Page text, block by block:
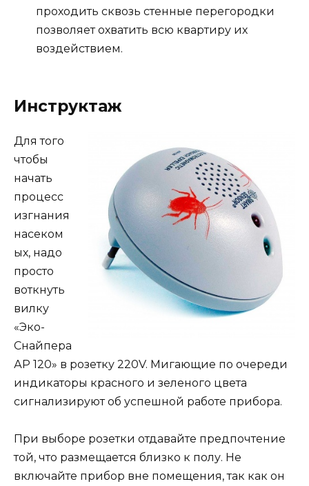
проходить сквозь стенные перегородки
позволяет охватить всю квартиру их
воздействием.
Инструктаж
Для того
чтобы
начать
процесс
изгнания
насеком
ых, надо
просто
воткнуть
вилку
«Эко-
Снайпера
АР 120» в розетку 220V. Мигающие по очереди
индикаторы красного и зеленого цвета
сигнализируют об успешной работе прибора.
При выборе розетки отдавайте предпочтение
той, что размещается близко к полу. Не
включайте прибор вне помещения, так как он